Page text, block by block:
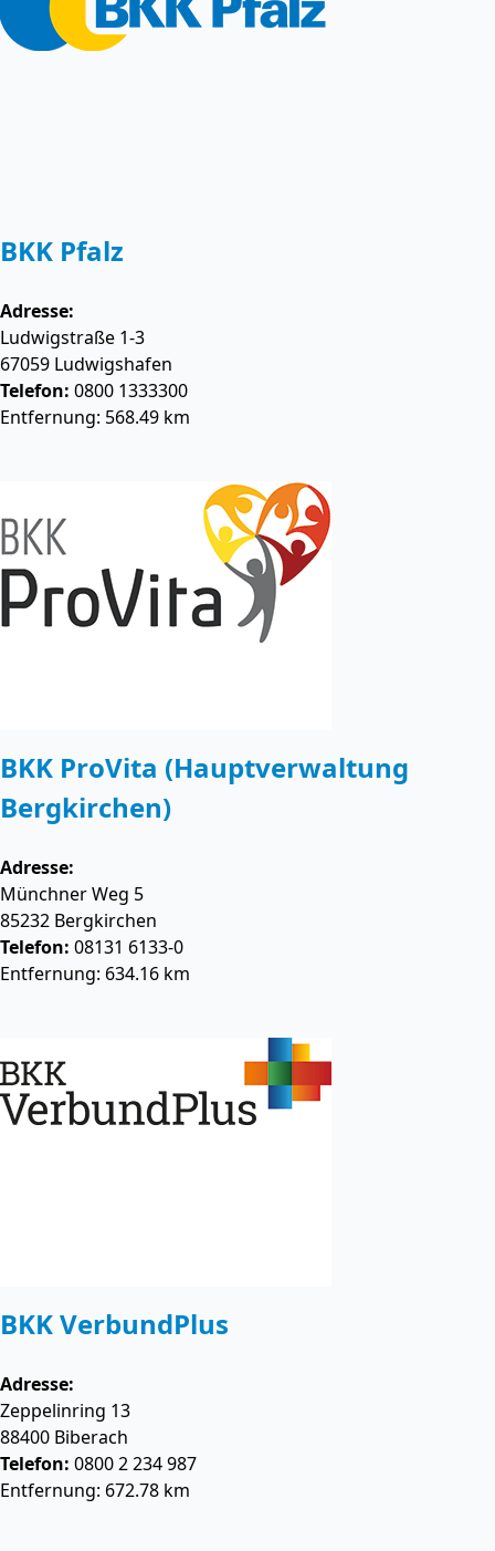
BKK Pfalz
Adresse:
Ludwigstraße 1-3
67059 Ludwigshafen
Telefon: 0800 1333300
Entfernung: 568.49 km
BKK ProVita (Hauptverwaltung
Bergkirchen)
Adresse:
Münchner Weg 5
85232 Bergkirchen
Telefon: 08131 6133-0
Entfernung: 634.16 km
BKK VerbundPlus
Adresse:
Zeppelinring 13
88400 Biberach
Telefon: 0800 2 234 987
Entfernung: 672.78 km